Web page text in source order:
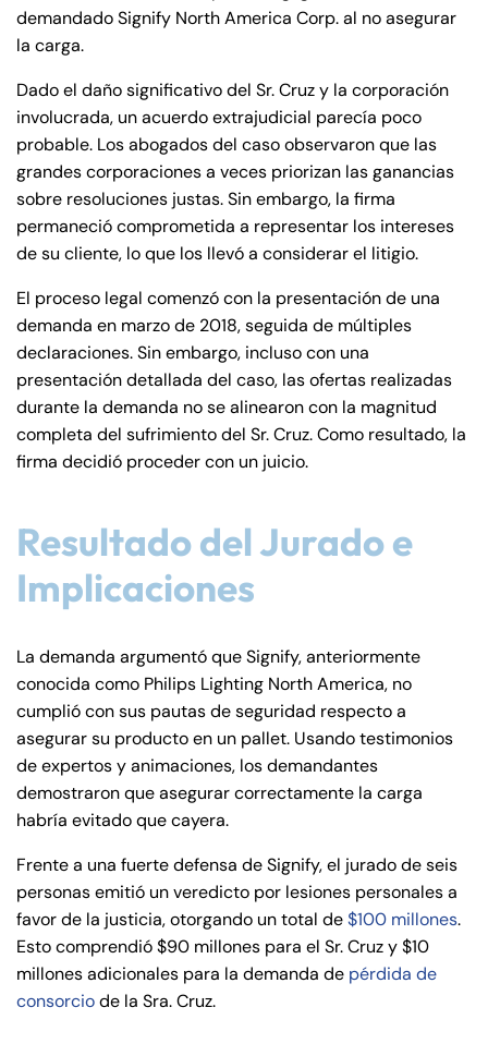
demandado Signify North America Corp. al no asegurar
la carga.
Dado el daño significativo del Sr. Cruz y la corporación
involucrada, un acuerdo extrajudicial parecía poco
probable. Los abogados del caso observaron que las
grandes corporaciones a veces priorizan las ganancias
sobre resoluciones justas. Sin embargo, la firma
permaneció comprometida a representar los intereses
de su cliente, lo que los llevó a considerar el litigio.
El proceso legal comenzó con la presentación de una
demanda en marzo de 2018, seguida de múltiples
declaraciones. Sin embargo, incluso con una
presentación detallada del caso, las ofertas realizadas
durante la demanda no se alinearon con la magnitud
completa del sufrimiento del Sr. Cruz. Como resultado, la
firma decidió proceder con un juicio.
Resultado del Jurado e
Implicaciones
La demanda argumentó que Signify, anteriormente
conocida como Philips Lighting North America, no
cumplió con sus pautas de seguridad respecto a
asegurar su producto en un pallet. Usando testimonios
de expertos y animaciones, los demandantes
demostraron que asegurar correctamente la carga
habría evitado que cayera.
Frente a una fuerte defensa de Signify, el jurado de seis
personas emitió un veredicto por lesiones personales a
favor de la justicia, otorgando un total de$100 millones.
Esto comprendió $90 millones para el Sr. Cruz y $10
millones adicionales para la demanda de pérdida de
consorciode la Sra. Cruz.
Farmington - Hours
Answering Service
24/7
Office Hours
8:30 AM – 5:00
PM
Tuesday
8:30 AM – 5:00
PM
Wednesday
8:30 AM – 5:00
PM
Thursday
8:30 AM – 5:00
Friday
8:30 AM – 5:00
PM
Saturday
Enfield - Hours
Answering Service
24/7
Office Hours
8:30 AM – 5:00
PM
Tuesday
8:30 AM – 5:00
PM
Wednesday
8:30 AM – 5:00
PM
Thursday
8:30 AM – 5:00
Friday
8:30 AM – 5:00
PM
Saturday